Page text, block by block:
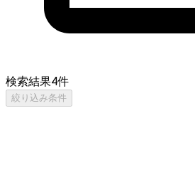
検索結果4件
絞り込み条件